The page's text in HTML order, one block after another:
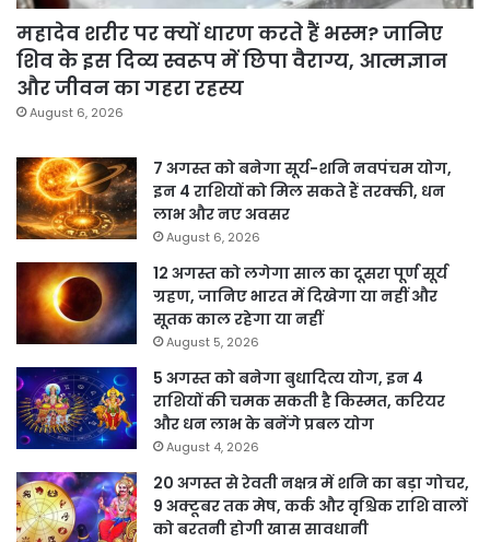
महादेव शरीर पर क्यों धारण करते हैं भस्म? जानिए
शिव के इस दिव्य स्वरूप में छिपा वैराग्य, आत्मज्ञान
और जीवन का गहरा रहस्य
August 6, 2026
7 अगस्त को बनेगा सूर्य-शनि नवपंचम योग,
इन 4 राशियों को मिल सकते हैं तरक्की, धन
लाभ और नए अवसर
August 6, 2026
12 अगस्त को लगेगा साल का दूसरा पूर्ण सूर्य
ग्रहण, जानिए भारत में दिखेगा या नहीं और
सूतक काल रहेगा या नहीं
August 5, 2026
5 अगस्त को बनेगा बुधादित्य योग, इन 4
राशियों की चमक सकती है किस्मत, करियर
और धन लाभ के बनेंगे प्रबल योग
August 4, 2026
20 अगस्त से रेवती नक्षत्र में शनि का बड़ा गोचर,
9 अक्टूबर तक मेष, कर्क और वृश्चिक राशि वालों
को बरतनी होगी खास सावधानी